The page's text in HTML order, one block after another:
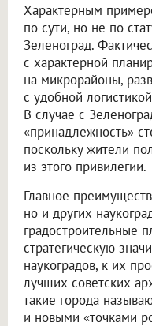
Характерным
по сути, но не по
Зеленоград.
с характерной
на микрорайоны,
с удобной
В случае с
«принадлежность»
поскольку жители
из этого привилегии.
Главное
но и других
градостроительные
стратегическую
наукоградов, к их
лучших советских
такие города
и новыми «точками